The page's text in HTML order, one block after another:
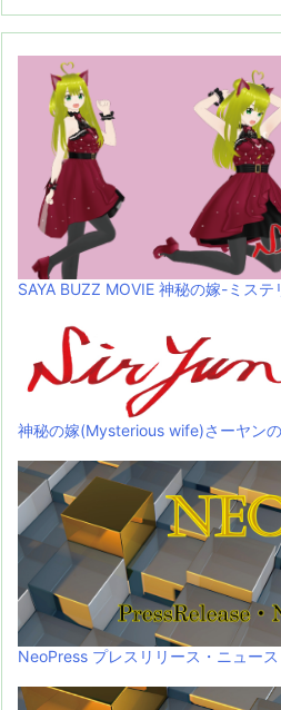
SAYA BUZZ MOVIE 神秘の嫁-ミス
神秘の嫁(Mysterious wife)さーヤンの
NeoPress プレスリリース・ニュー